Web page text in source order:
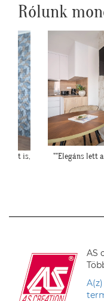
Rólunk
fogjuk""
""Csatolok
AS